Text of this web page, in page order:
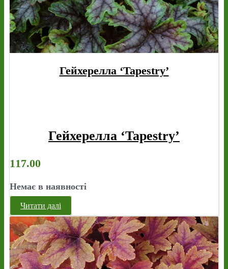
Гейхерелла ‘Tapestry’
Гейхерелла ‘Tapestry’
117.00
Немає в наявності
Читати далі